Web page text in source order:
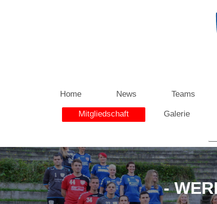
Home News Teams
Mitgliedschaft Galerie
-